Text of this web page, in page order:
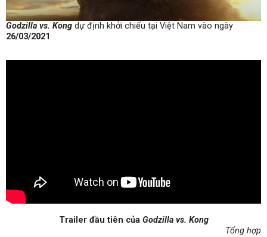
Godzilla vs. Kong ​ dự định khởi chiếu tại Việt Nam vào ngày
26/03/2021.
Trailer đầu tiên của Godzilla vs. Kong
Tổng hợp